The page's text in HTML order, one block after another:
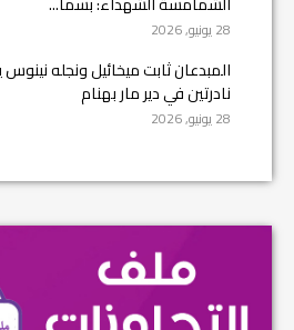
28 يونيو, 2026
المبدعان ثابت ميخائيل ونجله نينوس
نادرتين في دير مار بهنام
28 يونيو, 2026